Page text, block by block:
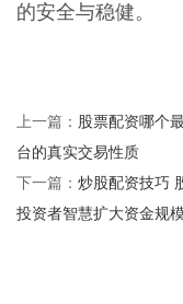
的安全与稳健。
上一篇： 股票配资哪个
台的真实交易性质
下一篇： 炒股配资技巧
投资者智慧扩大资金规